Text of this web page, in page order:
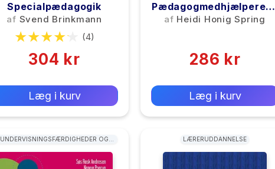
Specialpædagogik
af Svend Brinkmann
(4)
304 kr
Læg i kurv
Pædagogmedhjælperens
ABC
af Heidi Honig Spring
286 kr
Læg i kurv
UNDERVISNINGSFÆRDIGHEDER OG
LÆRERUDDANNELSE